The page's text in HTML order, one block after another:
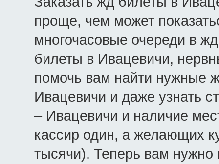
проще, чем может
многочасовые очереди в
билеты в Ивацевичи,
помочь вам найти нужные
Ивацевичи и даже узнать
– Ивацевичи и наличие
кассир один, а желающих
тысячи). Теперь вам нужно